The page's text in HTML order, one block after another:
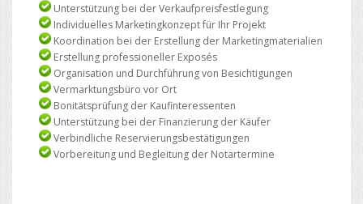
Unterstützung bei der Verkaufpreisfestlegung
Individuelles Marketingkonzept für Ihr Projekt
Koordination bei der Erstellung der Marketingmaterialien
Erstellung professioneller Exposés
Organisation und Durchführung von Besichtigungen
Vermarktungsbüro vor Ort
Bonitätsprüfung der Kaufinteressenten
Unterstützung bei der Finanzierung der Käufer
Verbindliche Reservierungsbestätigungen
Vorbereitung und Begleitung der Notartermine